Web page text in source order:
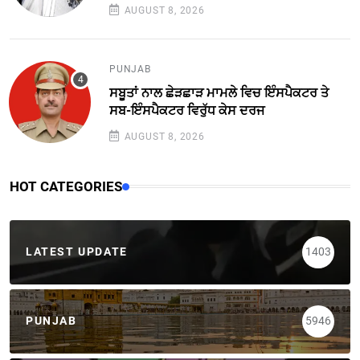
AUGUST 8, 2026
PUNJAB
ਸਬੂਤਾਂ ਨਾਲ ਛੇੜਛਾੜ ਮਾਮਲੇ ਵਿਚ ਇੰਸਪੈਕਟਰ ਤੇ
ਸਬ-ਇੰਸਪੈਕਟਰ ਵਿਰੁੱਧ ਕੇਸ ਦਰਜ
AUGUST 8, 2026
HOT CATEGORIES
LATEST UPDATE 1403
PUNJAB 5946